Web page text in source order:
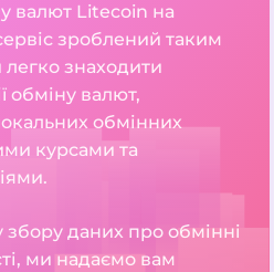
валют Litecoin на
зроблений таким
знаходити
обміну валют,
обмінних
курсами та
даних про обмінні
ми надаємо вам